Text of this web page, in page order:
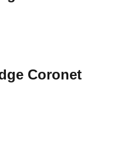
Coronet